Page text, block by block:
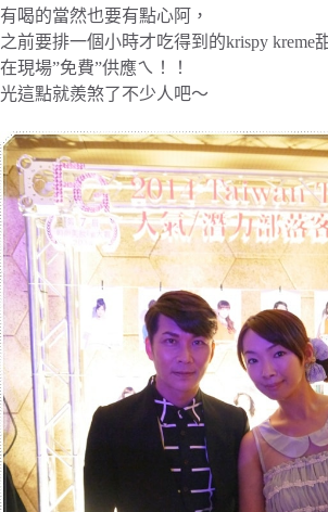
有喝的當然也要有點心阿，
之前要排一個小時才吃得到的krispy kreme
在現場”免費”供應ㄟ！！
光這點就羨煞了不少人吧～